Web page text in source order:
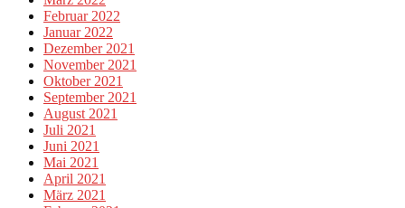
Februar 2022
Januar 2022
Dezember 2021
November 2021
Oktober 2021
September 2021
August 2021
Juli 2021
Juni 2021
Mai 2021
April 2021
März 2021